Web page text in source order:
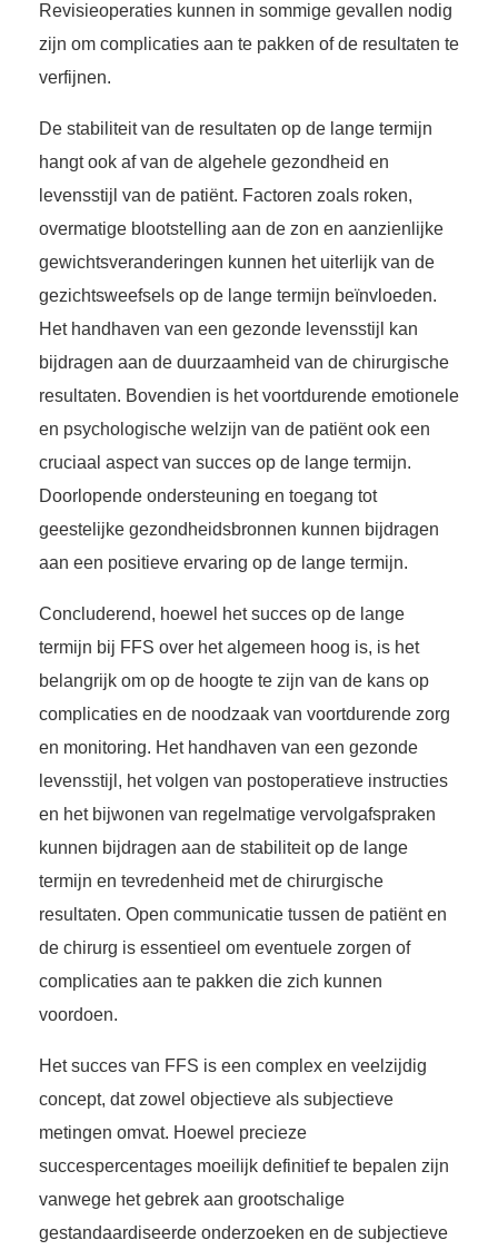
Revisieoperaties kunnen in sommige gevallen nodig
zijn om complicaties aan te pakken of de resultaten te
verfijnen.
De stabiliteit van de resultaten op de lange termijn
hangt ook af van de algehele gezondheid en
levensstijl van de patiënt. Factoren zoals roken,
overmatige blootstelling aan de zon en aanzienlijke
gewichtsveranderingen kunnen het uiterlijk van de
gezichtsweefsels op de lange termijn beïnvloeden.
Het handhaven van een gezonde levensstijl kan
bijdragen aan de duurzaamheid van de chirurgische
resultaten. Bovendien is het voortdurende emotionele
en psychologische welzijn van de patiënt ook een
cruciaal aspect van succes op de lange termijn.
Doorlopende ondersteuning en toegang tot
geestelijke gezondheidsbronnen kunnen bijdragen
aan een positieve ervaring op de lange termijn.
Concluderend, hoewel het succes op de lange
termijn bij FFS over het algemeen hoog is, is het
belangrijk om op de hoogte te zijn van de kans op
complicaties en de noodzaak van voortdurende zorg
en monitoring. Het handhaven van een gezonde
levensstijl, het volgen van postoperatieve instructies
en het bijwonen van regelmatige vervolgafspraken
kunnen bijdragen aan de stabiliteit op de lange
termijn en tevredenheid met de chirurgische
resultaten. Open communicatie tussen de patiënt en
de chirurg is essentieel om eventuele zorgen of
complicaties aan te pakken die zich kunnen
voordoen.
Het succes van FFS is een complex en veelzijdig
concept, dat zowel objectieve als subjectieve
metingen omvat. Hoewel precieze
succespercentages moeilijk definitief te bepalen zijn
vanwege het gebrek aan grootschalige
gestandaardiseerde onderzoeken en de subjectieve